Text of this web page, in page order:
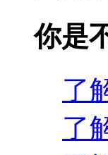
你是
了
了